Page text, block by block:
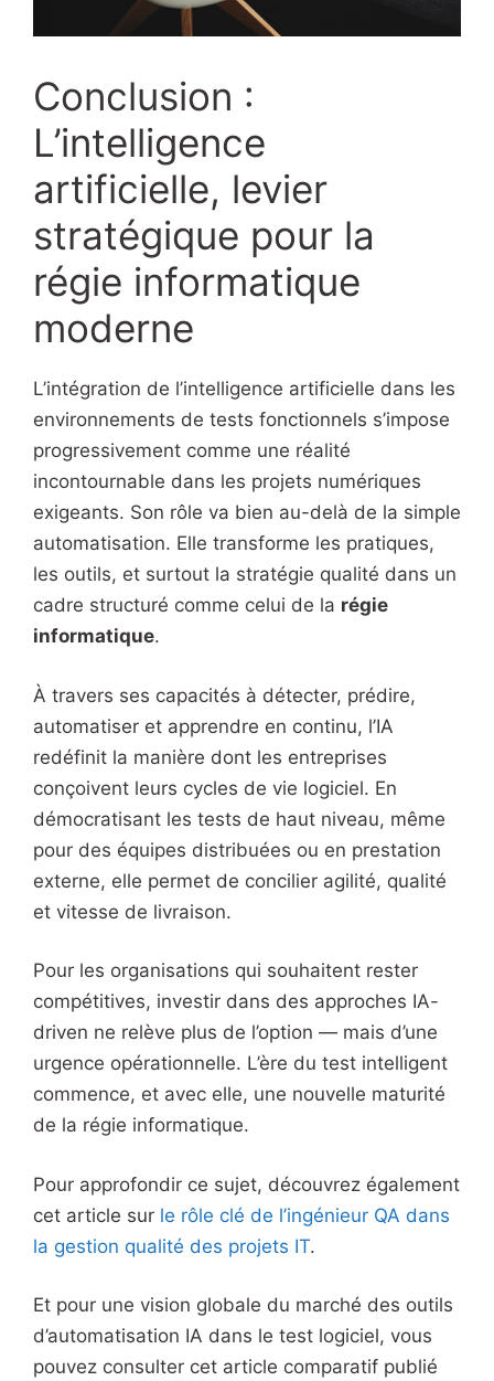
Conclusion :
L’intelligence
artificielle, levier
stratégique pour la
régie informatique
moderne
L’intégration de l’intelligence artificielle dans les
environnements de tests fonctionnels s’impose
progressivement comme une réalité
incontournable dans les projets numériques
exigeants. Son rôle va bien au-delà de la simple
automatisation. Elle transforme les pratiques,
les outils, et surtout la stratégie qualité dans un
cadre structuré comme celui de la régie
informatique.
À travers ses capacités à détecter, prédire,
automatiser et apprendre en continu, l’IA
redéfinit la manière dont les entreprises
conçoivent leurs cycles de vie logiciel. En
démocratisant les tests de haut niveau, même
pour des équipes distribuées ou en prestation
externe, elle permet de concilier agilité, qualité
et vitesse de livraison.
Pour les organisations qui souhaitent rester
compétitives, investir dans des approches IA-
driven ne relève plus de l’option — mais d’une
urgence opérationnelle. L’ère du test intelligent
commence, et avec elle, une nouvelle maturité
de la régie informatique.
Pour approfondir ce sujet, découvrez également
cet article sur le rôle clé de l’ingénieur QA dans
la gestion qualité des projets IT.
Et pour une vision globale du marché des outils
d’automatisation IA dans le test logiciel, vous
pouvez consulter cet article comparatif publié